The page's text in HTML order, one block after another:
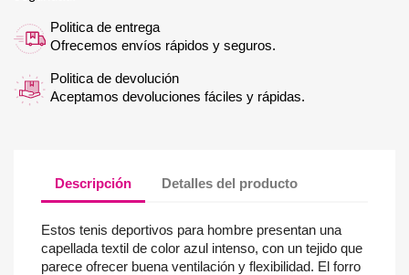
Politica de entrega
Ofrecemos envíos rápidos y seguros.
Politica de devolución
Aceptamos devoluciones fáciles y rápidas.
Descripción Detalles del producto
Estos tenis deportivos para hombre presentan una
capellada textil de color azul intenso, con un tejido que
parece ofrecer buena ventilación y flexibilidad. El forro